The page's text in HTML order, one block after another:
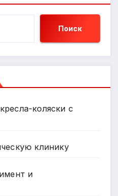
Поиск
коляски с
клинику
и